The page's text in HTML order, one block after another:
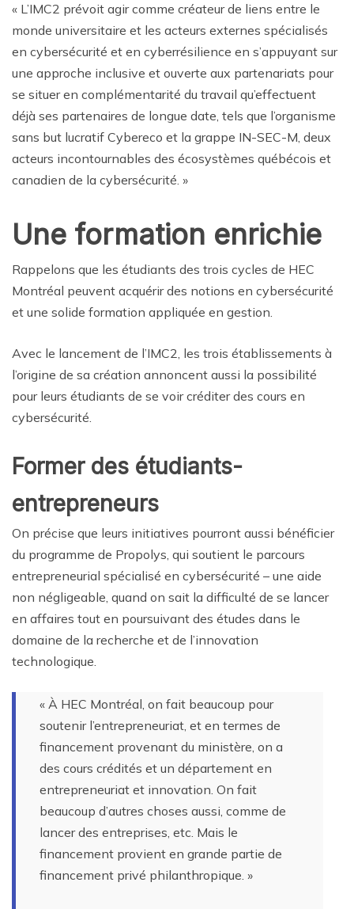
« L’IMC2 prévoit agir comme créateur de liens entre le
monde universitaire et les acteurs externes spécialisés
en cybersécurité et en cyberrésilience en s’appuyant sur
une approche inclusive et ouverte aux partenariats pour
se situer en complémentarité du travail qu’effectuent
déjà ses partenaires de longue date, tels que l’organisme
sans but lucratif Cybereco et la grappe IN-SEC-M, deux
acteurs incontournables des écosystèmes québécois et
canadien de la cybersécurité. »
Une formation enrichie
Rappelons que les étudiants des trois cycles de HEC
Montréal peuvent acquérir des notions en cybersécurité
et une solide formation appliquée en gestion.
Avec le lancement de l’IMC2, les trois établissements à
l’origine de sa création annoncent aussi la possibilité
pour leurs étudiants de se voir créditer des cours en
cybersécurité.
Former des étudiants-
entrepreneurs
On précise que leurs initiatives pourront aussi bénéficier
du programme de Propolys, qui soutient le parcours
entrepreneurial spécialisé en cybersécurité – une aide
non négligeable, quand on sait la difficulté de se lancer
en affaires tout en poursuivant des études dans le
domaine de la recherche et de l’innovation
technologique.
« À HEC Montréal, on fait beaucoup pour
soutenir l’entrepreneuriat, et en termes de
financement provenant du ministère, on a
des cours crédités et un département en
entrepreneuriat et innovation. On fait
beaucoup d’autres choses aussi, comme de
lancer des entreprises, etc. Mais le
financement provient en grande partie de
financement privé philanthropique. »